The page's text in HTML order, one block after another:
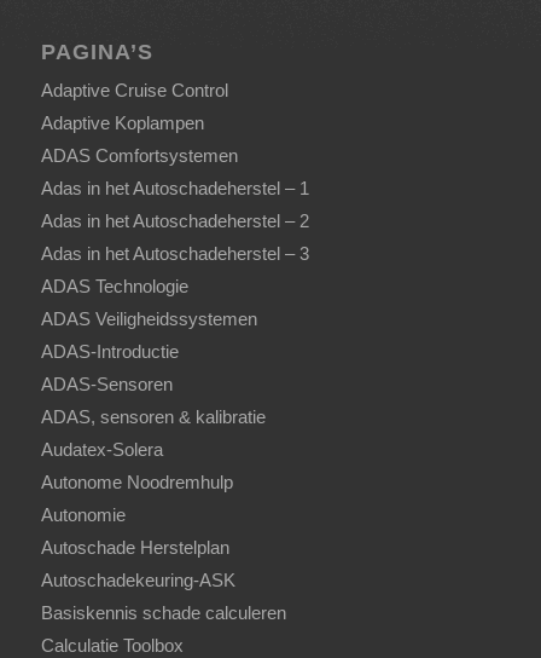
PAGINA’S
Adaptive Cruise Control
Adaptive Koplampen
ADAS Comfortsystemen
Adas in het Autoschadeherstel – 1
Adas in het Autoschadeherstel – 2
Adas in het Autoschadeherstel – 3
ADAS Technologie
ADAS Veiligheidssystemen
ADAS-Introductie
ADAS-Sensoren
ADAS, sensoren & kalibratie
Audatex-Solera
Autonome Noodremhulp
Autonomie
Autoschade Herstelplan
Autoschadekeuring-ASK
Basiskennis schade calculeren
Calculatie Toolbox